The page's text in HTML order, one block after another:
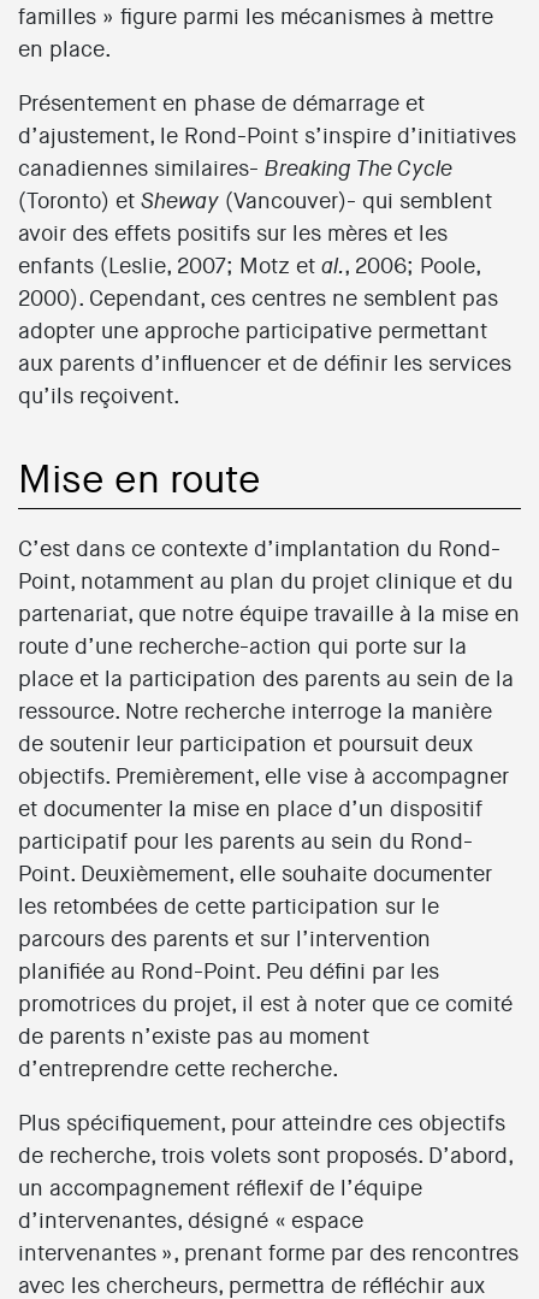
familles » figure parmi les mécanismes à mettre
en place.
Présentement en phase de démarrage et
d’ajustement, le Rond-Point s’inspire d’initiatives
canadiennes similaires- Breaking The Cycle
(Toronto) et Sheway (Vancouver)- qui semblent
avoir des effets positifs sur les mères et les
enfants (Leslie, 2007; Motz et al., 2006; Poole,
2000). Cependant, ces centres ne semblent pas
adopter une approche participative permettant
aux parents d’influencer et de définir les services
qu’ils reçoivent.
Mise en route
C’est dans ce contexte d’implantation du Rond-
Point, notamment au plan du projet clinique et du
partenariat, que notre équipe travaille à la mise en
route d’une recherche-action qui porte sur la
place et la participation des parents au sein de la
ressource. Notre recherche interroge la manière
de soutenir leur participation et poursuit deux
objectifs. Premièrement, elle vise à accompagner
et documenter la mise en place d’un dispositif
participatif pour les parents au sein du Rond-
Point. Deuxièmement, elle souhaite documenter
les retombées de cette participation sur le
parcours des parents et sur l’intervention
planifiée au Rond-Point. Peu défini par les
promotrices du projet, il est à noter que ce comité
de parents n’existe pas au moment
d’entreprendre cette recherche.
Plus spécifiquement, pour atteindre ces objectifs
de recherche, trois volets sont proposés. D’abord,
un accompagnement réflexif de l’équipe
d’intervenantes, désigné « espace
intervenantes », prenant forme par des rencontres
avec les chercheurs, permettra de réfléchir aux